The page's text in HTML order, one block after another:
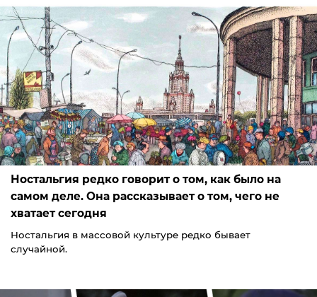
Ностальгия редко говорит о том, как было на
самом деле. Она рассказывает о том, чего не
хватает сегодня
Ностальгия в массовой культуре редко бывает
случайной.